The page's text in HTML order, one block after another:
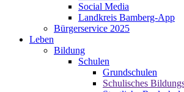
Social Media
Landkreis Bamberg-App
Bürgerservice 2025
Leben
Bildung
Schulen
Grundschulen
Schulisches